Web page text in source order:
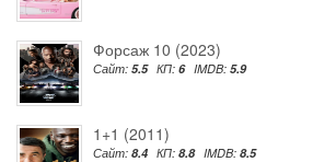
Форсаж 10 (2023)
Сайт: 5.5 КП: 6 IMDB: 5.9
1+1 (2011)
Сайт: 8.4 КП: 8.8 IMDB: 8.5